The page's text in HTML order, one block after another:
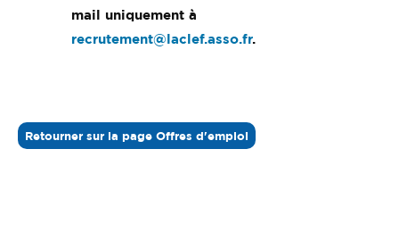
mail uniquement à
recrutement@laclef.asso.fr.
Retourner sur la page Offres d'emploi